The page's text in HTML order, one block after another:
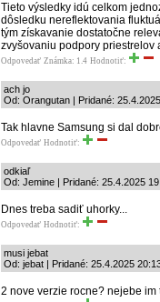
Tieto výsledky idú celkom
dôsledku nereflektovania
tým získavanie dostatočne
zvyšovaniu podpory priestrelov
Odpovedať Známka: 1.4 Hodnotiť:
ach jo
Od: Orangutan | Pridané:
Tak hlavne Samsung si dal
Odpovedať Hodnotiť:
odkiaľ
Od: Jemine | Pridané: 25.4.2025
Dnes treba sadiť uhorky...
Odpovedať Hodnotiť:
musi jebat
Od: jebat | Pridané: 25.4.2025
2 nove verzie rocne? nejebe im